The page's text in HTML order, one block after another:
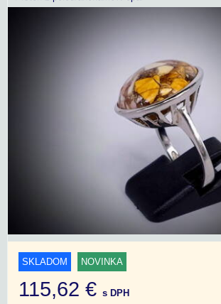
SKLADOM NOVINKA
115,62 € s DPH